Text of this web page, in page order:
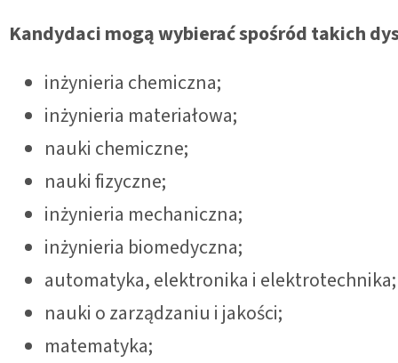
Kandydaci mogą wybierać spośród takich
inżynieria chemiczna;
inżynieria materiałowa;
nauki chemiczne;
nauki fizyczne;
inżynieria mechaniczna;
inżynieria biomedyczna;
automatyka, elektronika i elektrotechnika;
nauki o zarządzaniu i jakości;
matematyka;